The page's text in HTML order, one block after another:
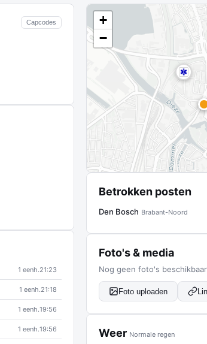
Capcodes
1 eenh.21:23
1 eenh.21:18
1 eenh.19:56
1 eenh.19:56
+
−
Betrokken posten
Den Bosch Brabant-Noord
Foto's & media
Nog geen foto's
Foto uploaden
Weer Normale regen